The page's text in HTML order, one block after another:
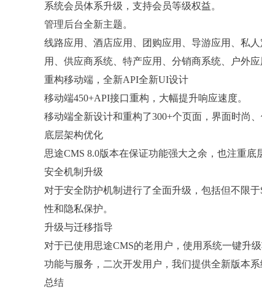
系统会员体系升级，支持会员等级权益。
管理后台全新主题。
线路应用、酒店应用、团购应用、导游应用、私
用、供应商系统、特产应用、分销商系统、户外
重构移动端，全新API全新UI设计
移动端450+API接口重构，大幅提升响应速度。
移动端全新设计和重构了300+个页面，界面时尚、
底层架构优化
思途CMS 8.0版本在保证功能强大之余，也注重
安全机制升级
对于安全防护机制进行了全面升级，包括但不限
性和隐私保护。
升级与迁移指导
对于已使用思途CMS的老用户，使用系统一键升
功能与服务，二次开发用户，我们提供全新版本
总结